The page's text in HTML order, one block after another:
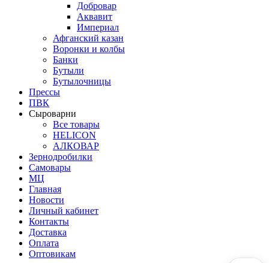
Добровар
Аквавит
Империал
Афганский казан
Воронки и колбы
Банки
Бутыли
Бутылочницы
Прессы
ПВК
Сыроварни
Все товары
HELICON
АЛКОВАР
Зернодробилки
Самовары
МЦ
Главная
Новости
Личный кабинет
Контакты
Доставка
Оплата
Оптовикам